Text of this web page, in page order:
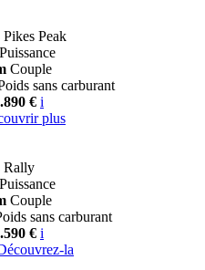
Peak
Puissance
Couple
sans carburant
€ i
plus
Rally
Puissance
Couple
sans carburant
€ i
la